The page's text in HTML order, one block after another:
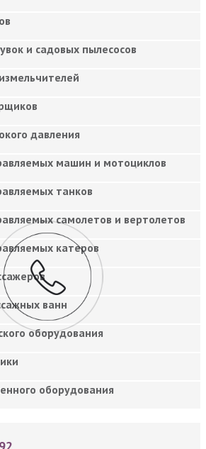
и садовых пылесосов
давления
машин и мотоциклов
танков
самолетов и вертолетов
катеров
ванн
оборудования
оборудования